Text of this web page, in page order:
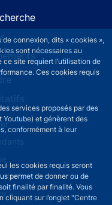
connexion, dits « cookies »,
sont nécessaires au
site requiert l’utilisation de
Ces cookies requis
services proposés par des
et génèrent des
conformément à leur
les cookies requis seront
permet de donner ou de
finalité par finalité. Vous
cliquant sur l’onglet "Centre
+